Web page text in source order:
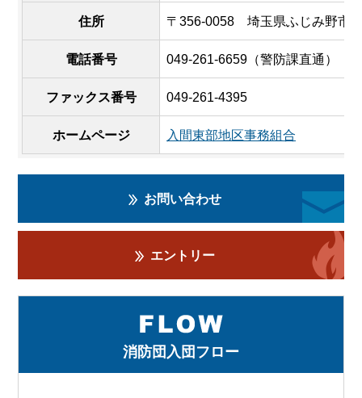
住所 〒356-0058 埼玉県ふじみ野市
電話番号 049-261-6659（警防課直通）
ファックス番号 049-261-4395
ホームページ 入間東部地区事務組合
お問い合わせ
エントリー
消防団入団フロー